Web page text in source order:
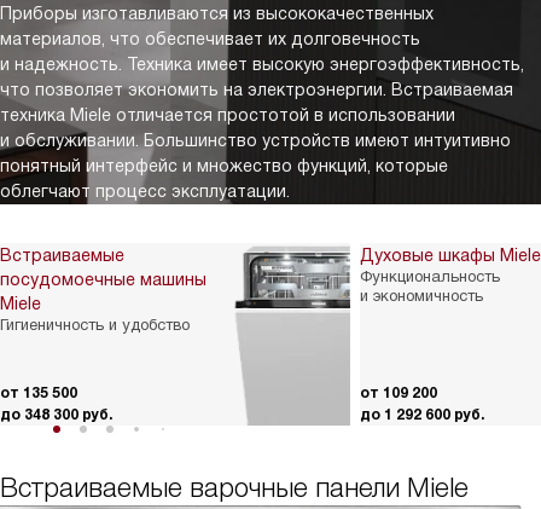
Приборы изготавливаются из высококачественных
материалов, что обеспечивает их долговечность
и надежность. Техника имеет высокую энергоэффективность,
что позволяет экономить на электроэнергии. Встраиваемая
техника Miele отличается простотой в использовании
и обслуживании. Большинство устройств имеют интуитивно
понятный интерфейс и множество функций, которые
облегчают процесс эксплуатации.
Встраиваемые
посудомоечные машины
Miele
Гигиеничность и удобство
от 135 500
до 348 300 руб.
Духовые шкафы Miele
Функциональность
и экономичность
от 109 200
до 1 292 600 руб.
Встраиваемые варочные панели Miele